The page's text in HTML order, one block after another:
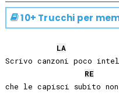
10+ Trucchi per
LA
Scrivo canzoni poco
RE
che le capisci subito